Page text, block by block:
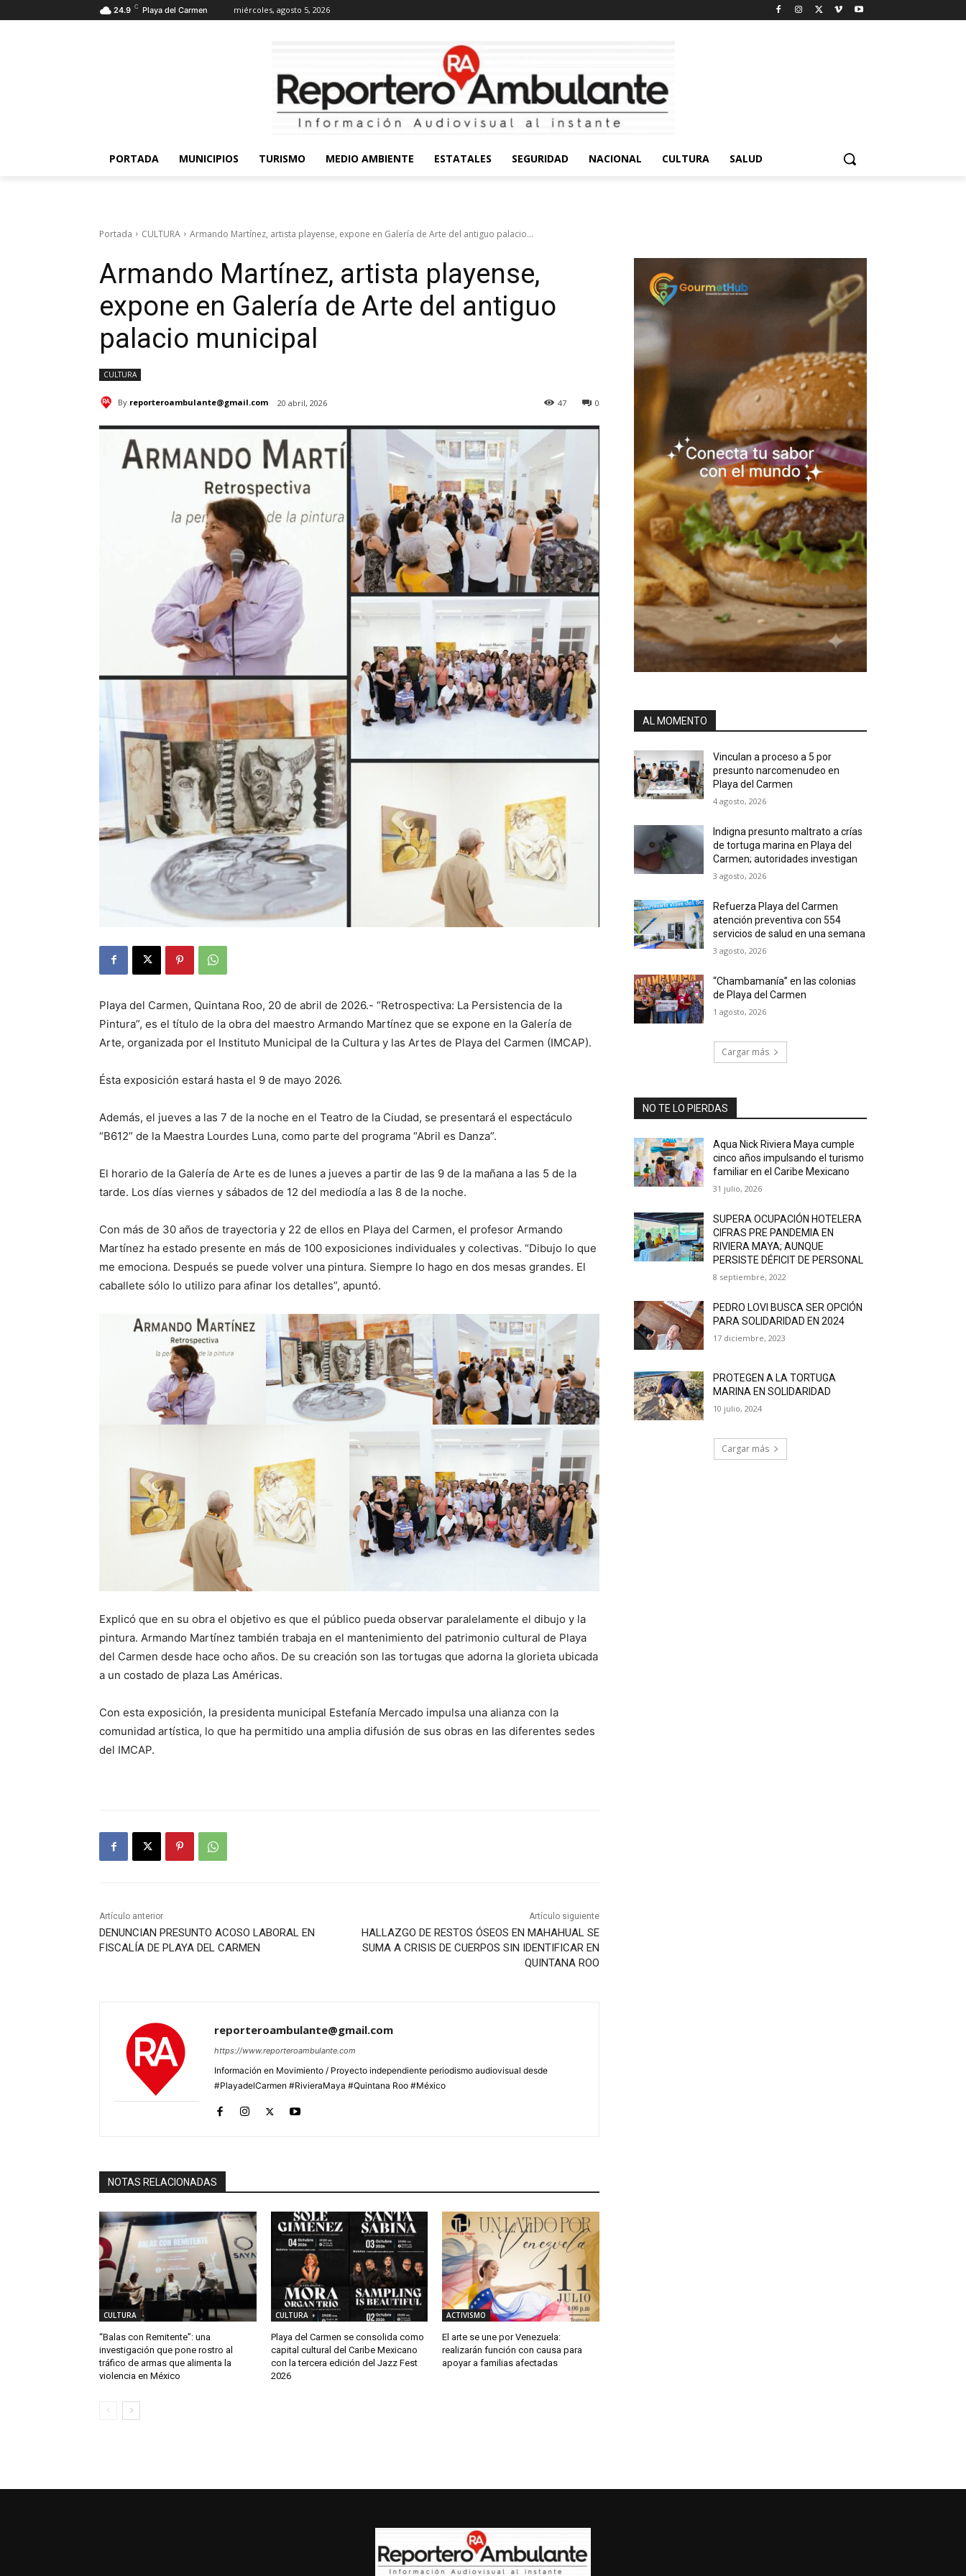
24.9 C Playa del Carmen miércoles, agosto 5, 2026
PORTADA MUNICIPIOS TURISMO MEDIO AMBIENTE ESTATALES SEGURIDAD NACIONAL CULTURA SALUD
Portada CULTURA Armando Martínez, artista playense, expone en Galería de Arte del antiguo palacio...
Armando Martínez, artista playense,
expone en Galería de Arte del antiguo
palacio municipal
CULTURA
By reporteroambulante@gmail.com 20 abril, 2026 0
47
Playa del Carmen, Quintana Roo, 20 de abril de 2026.- “Retrospectiva: La Persistencia de la
Pintura”, es el título de la obra del maestro Armando Martínez que se expone en la Galería de
Arte, organizada por el Instituto Municipal de la Cultura y las Artes de Playa del Carmen (IMCAP).
Ésta exposición estará hasta el 9 de mayo 2026.
Además, el jueves a las 7 de la noche en el Teatro de la Ciudad, se presentará el espectáculo
“B612” de la Maestra Lourdes Luna, como parte del programa “Abril es Danza”.
El horario de la Galería de Arte es de lunes a jueves a partir de las 9 de la mañana a las 5 de la
tarde. Los días viernes y sábados de 12 del mediodía a las 8 de la noche.
Con más de 30 años de trayectoria y 22 de ellos en Playa del Carmen, el profesor Armando
Martínez ha estado presente en más de 100 exposiciones individuales y colectivas. “Dibujo lo que
me emociona. Después se puede volver una pintura. Siempre lo hago en dos mesas grandes. El
caballete sólo lo utilizo para afinar los detalles”, apuntó.
Explicó que en su obra el objetivo es que el público pueda observar paralelamente el dibujo y la
pintura. Armando Martínez también trabaja en el mantenimiento del patrimonio cultural de Playa
del Carmen desde hace ocho años. De su creación son las tortugas que adorna la glorieta ubicada
a un costado de plaza Las Américas.
Con esta exposición, la presidenta municipal Estefanía Mercado impulsa una alianza con la
comunidad artística, lo que ha permitido una amplia difusión de sus obras en las diferentes sedes
del IMCAP.
Artículo anterior
DENUNCIAN PRESUNTO ACOSO LABORAL EN
FISCALÍA DE PLAYA DEL CARMEN
Artículo siguiente
HALLAZGO DE RESTOS ÓSEOS EN MAHAHUAL SE
SUMA A CRISIS DE CUERPOS SIN IDENTIFICAR EN
QUINTANA ROO
reporteroambulante@gmail.com
https://www.reporteroambulante.com
Información en Movimiento / Proyecto independiente periodismo audiovisual desde
#PlayadelCarmen #RivieraMaya #Quintana Roo #México
NOTAS RELACIONADAS
CULTURA
“Balas con Remitente”: una
investigación que pone rostro al
tráfico de armas que alimenta la
violencia en México
CULTURA
Playa del Carmen se consolida como
capital cultural del Caribe Mexicano
con la tercera edición del Jazz Fest
2026
ACTIVISMO
El arte se une por Venezuela:
realizarán función con causa para
apoyar a familias afectadas
AL MOMENTO
Vinculan a proceso a 5 por
presunto narcomenudeo en
Playa del Carmen
4 agosto, 2026
Indigna presunto maltrato a crías
de tortuga marina en Playa del
Carmen; autoridades investigan
3 agosto, 2026
Refuerza Playa del Carmen
atención preventiva con 554
servicios de salud en una semana
3 agosto, 2026
“Chambamanía” en las colonias
de Playa del Carmen
1 agosto, 2026
Cargar más
NO TE LO PIERDAS
Aqua Nick Riviera Maya cumple
cinco años impulsando el turismo
familiar en el Caribe Mexicano
31 julio, 2026
SUPERA OCUPACIÓN HOTELERA
CIFRAS PRE PANDEMIA EN
RIVIERA MAYA; AUNQUE
PERSISTE DÉFICIT DE PERSONAL
8 septiembre, 2022
PEDRO LOVI BUSCA SER OPCIÓN
PARA SOLIDARIDAD EN 2024
17 diciembre, 2023
PROTEGEN A LA TORTUGA
MARINA EN SOLIDARIDAD
10 julio, 2024
Cargar más